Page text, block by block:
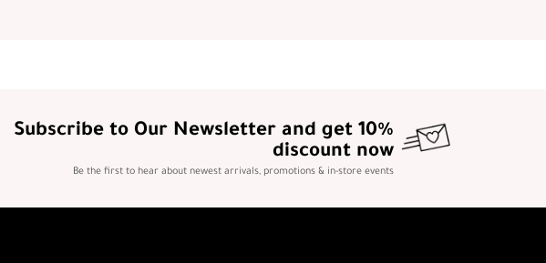
Subscribe to Our Newsletter and get 10%
discount now
Be the first to hear about newest arrivals, promotions & in-store events